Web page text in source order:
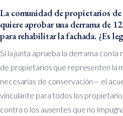
La comunidad de propietarios
quiere aprobar una derrama de
para rehabilitar la fachada. ¿Es
Si la junta aprueba la derrama con
de propietarios que representen la
necesarias de conservación— el
vinculante para todos los
contra o los ausentes que no